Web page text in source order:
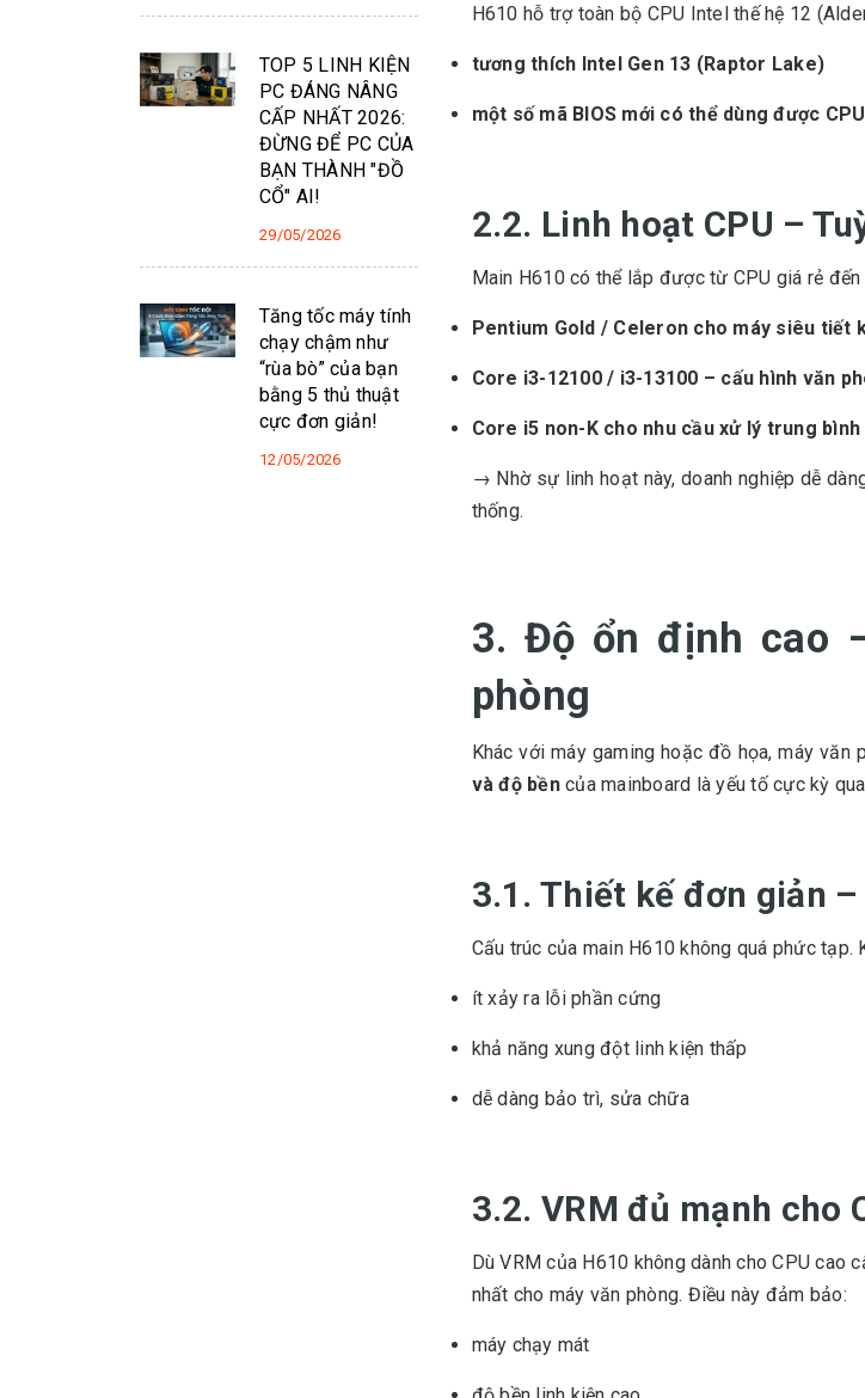
H610 hỗ trợ toàn bộ CPU Intel thế hệ 12
tương thích Intel Gen 13 (Raptor Lake)
một số mã BIOS mới có thể dùng được
2.2. Linh hoạt CPU –
Main H610 có thể lắp được từ CPU giá rẻ đến
Pentium Gold / Celeron cho máy siêu tiết
Core i3-12100 / i3-13100 – cấu hình văn
Core i5 non-K cho nhu cầu xử lý trung bình
→ Nhờ sự linh hoạt này, doanh nghiệp dễ
thống.
3. Độ ổn định cao
phòng
Khác với máy gaming hoặc đồ họa, máy
và độ bềncủa mainboard là yếu tố cực kỳ
3.1. Thiết kế đơn giản
Cấu trúc của main H610 không quá phức tạp.
ít xảy ra lỗi phần cứng
khả năng xung đột linh kiện thấp
dễ dàng bảo trì, sửa chữa
3.2. VRM đủ mạnh cho
Dù VRM của H610 không dành cho CPU cao
nhất cho máy văn phòng. Điều này đảm bảo:
máy chạy mát
TOP 5 LINH KIỆN
PC ĐÁNG NÂNG
CẤP NHẤT 2026:
ĐỪNG ĐỂ PC CỦA
BẠN THÀNH "ĐỒ
CỔ" AI!
29/05/2026
Tăng tốc máy tính
chạy chậm như
“rùa bò” của bạn
bằng 5 thủ thuật
cực đơn giản!
12/05/2026